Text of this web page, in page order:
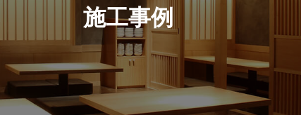
施工事例